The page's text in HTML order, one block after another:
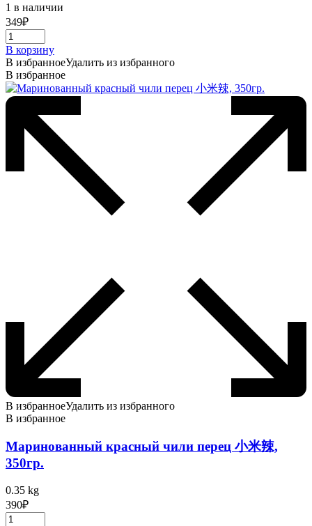
1 в наличии
349₽
В корзину
В избранноеУдалить из избранного
В избранное
В избранноеУдалить из избранного
В избранное
Маринованный красный чили перец 小米辣,
350гр.
0.35 kg
390₽